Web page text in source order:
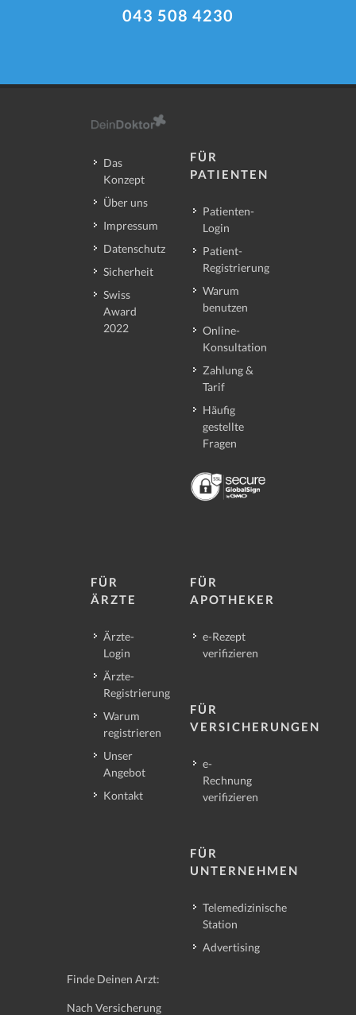
043 508 4230
Das
Konzept
Über uns
Impressum
Datenschutz
Sicherheit
Swiss
Award
2022
FÜR
PATIENTEN
Patienten-
Login
Patient-
Registrierung
Warum
benutzen
Online-
Konsultation
Zahlung &
Tarif
Häufig
gestellte
Fragen
FÜR
ÄRZTE
Ärzte-
Login
Ärzte-
Registrierung
Warum
registrieren
Unser
Angebot
Kontakt
FÜR
APOTHEKER
e-Rezept
verifizieren
FÜR
VERSICHERUNGEN
e-
Rechnung
verifizieren
FÜR
UNTERNEHMEN
Telemedizinische
Station
Advertising
Finde Deinen Arzt:
Nach Versicherung